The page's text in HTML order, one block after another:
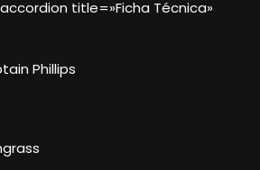
title=»Ficha Técnica»
Phillips